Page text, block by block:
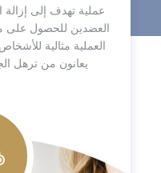
عملية تهدف إلى إزالة
العضدين للحصول على
العملية مثالية
يعانون من ترهل